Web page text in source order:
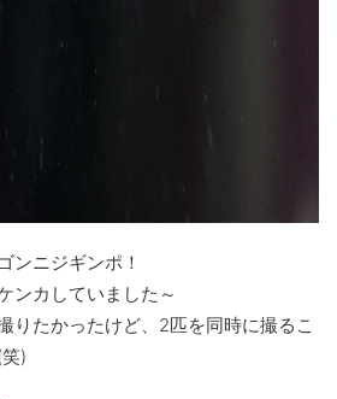
ンニジギンポ！
ンカしていました～
りたかったけど、2匹を同時に撮るこ
)